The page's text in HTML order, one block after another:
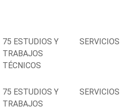
75 ESTUDIOS Y
TRABAJOS
TÉCNICOS
SERVICIOS
75 ESTUDIOS Y
TRABAJOS
SERVICIOS